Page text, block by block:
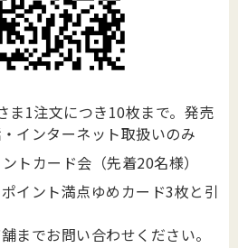
ま1注文につき10枚まで。発売
インターネット取扱いのみ
トカード会（先着20名様）
イント満点ゆめカード3枚と引
までお問い合わせください。